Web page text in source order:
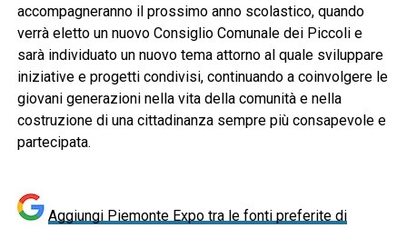
accompagneranno il prossimo anno scolastico, quando
verrà eletto un nuovo Consiglio Comunale dei Piccoli e
sarà individuato un nuovo tema attorno al quale sviluppare
iniziative e progetti condivisi, continuando a coinvolgere le
giovani generazioni nella vita della comunità e nella
costruzione di una cittadinanza sempre più consapevole e
partecipata.
Aggiungi Piemonte Expo tra le fonti preferite di